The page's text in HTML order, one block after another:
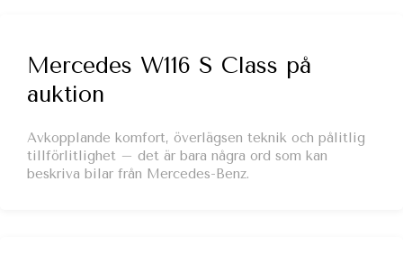
Mercedes W116 S Class på
auktion
Avkopplande komfort, överlägsen teknik och pålitlig
tillförlitlighet – det är bara några ord som kan
beskriva bilar från Mercedes-Benz.